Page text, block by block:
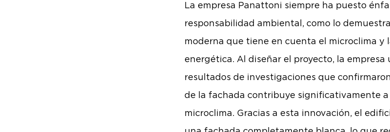
La empresa Panattoni siempre ha puesto
responsabilidad ambiental, como lo
moderna que tiene en cuenta el microclima y
energética. Al diseñar el proyecto, la empresa
resultados de investigaciones que
de la fachada contribuye significativamente a
microclima. Gracias a esta innovación, el